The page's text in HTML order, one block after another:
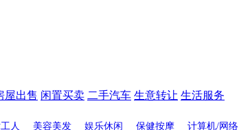
屋出售 闲置买卖 二手汽车 生意转让 生活服务
人 美容美发 娱乐休闲 保健按摩 计算机/网络